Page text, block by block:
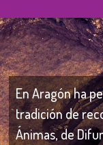
En Aragón ha
tradición de
Ánimas, de